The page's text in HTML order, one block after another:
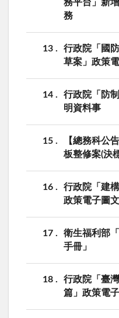
務平台」新
務
13
行政院「國
草案」政策
14
行政院「防
明資料事
15
【總務科公
板整修案(決
16
行政院「建
政策電子圖
17
衛生福利部
手冊」
18
行政院「臺
篇」政策電